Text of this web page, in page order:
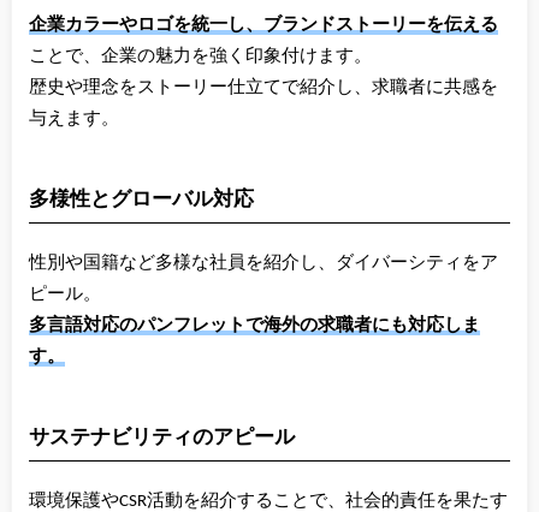
企業カラーやロゴを統一し、ブランドストーリーを伝える
ことで、企業の魅力を強く印象付けます。
歴史や理念をストーリー仕立てで紹介し、求職者に共感を
与えます。
多様性とグローバル対応
性別や国籍など多様な社員を紹介し、ダイバーシティをア
ピール。
多言語対応のパンフレットで海外の求職者にも対応しま
す。
サステナビリティのアピール
環境保護やCSR活動を紹介することで、社会的責任を果たす